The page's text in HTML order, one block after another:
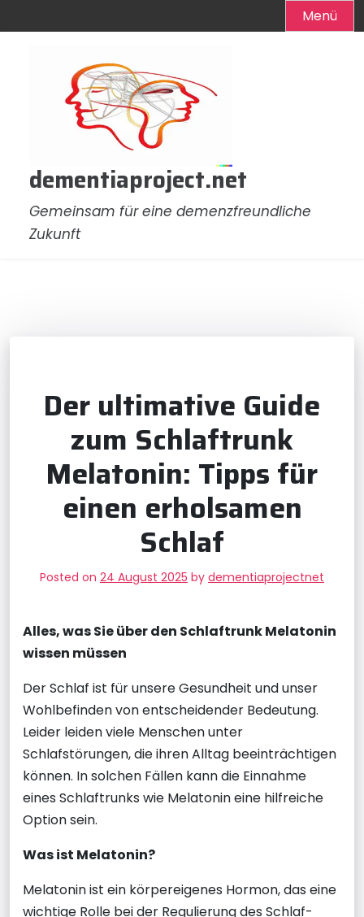
Menü
dementiaproject.net
Gemeinsam für eine demenzfreundliche
Zukunft
Der ultimative Guide
zum Schlaftrunk
Melatonin: Tipps für
einen erholsamen
Schlaf
Posted on 24 August 2025 by dementiaprojectnet
Alles, was Sie über den Schlaftrunk Melatonin
wissen müssen
Der Schlaf ist für unsere Gesundheit und unser
Wohlbefinden von entscheidender Bedeutung.
Leider leiden viele Menschen unter
Schlafstörungen, die ihren Alltag beeinträchtigen
können. In solchen Fällen kann die Einnahme
eines Schlaftrunks wie Melatonin eine hilfreiche
Option sein.
Was ist Melatonin?
Melatonin ist ein körpereigenes Hormon, das eine
wichtige Rolle bei der Regulierung des Schlaf-